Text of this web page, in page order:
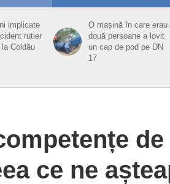
implicate
rutier
Coldău
O mașină în care erau
două persoane a lovit
un cap de pod pe DN
17
de
ce ne